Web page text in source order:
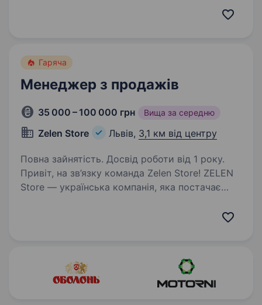
заснування у 2005 році ми пройшли шлях від
Гаряча
Менеджер з продажів
35 000 – 100 000 грн Вища за середню
Zelen Store Львів, 3,1 км від центру
Повна зайнятість. Досвід роботи від 1 року.
Привіт, на зв’язку команда Zelen Store! ZELEN
Store — українська компанія, яка постачає
та сучасну техніку для військових, силових